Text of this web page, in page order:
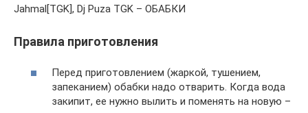
Jahmal[TGK], Dj Puza TGK – ОБАБКИ
Правила приготовления
Перед приготовлением (жаркой, тушением,
запеканием) обабки надо отварить. Когда вода
закипит, ее нужно вылить и поменять на новую –